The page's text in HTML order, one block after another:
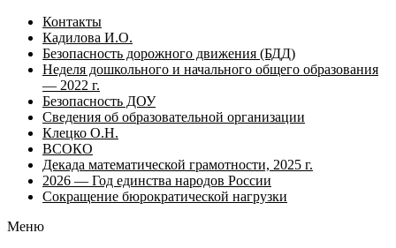
Контакты
Кадилова И.О.
Безопасность дорожного движения (БДД)
Неделя дошкольного и начального общего образования
— 2022 г.
Безопасность ДОУ
Сведения об образовательной организации
Клецко О.Н.
ВСОКО
Декада математической грамотности, 2025 г.
2026 — Год единства народов России
Сокращение бюрократической нагрузки
Меню